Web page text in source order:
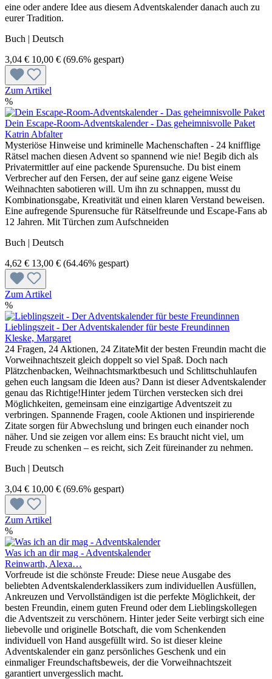
eine oder andere Idee aus diesem Adventskalender danach auch zu
eurer Tradition.
Buch | Deutsch
3,04 € 10,00 € (69.6% gespart)
Zum Artikel
%
Dein Escape-Room-Adventskalender - Das geheimnisvolle Paket
Katrin Abfalter
Mysteriöse Hinweise und kriminelle Machenschaften - 24 knifflige
Rätsel machen diesen Advent so spannend wie nie! Begib dich als
Privatermittler auf eine packende Spurensuche. Du bist einem
Verbrecher auf den Fersen, der auf seine ganz eigene Weise
Weihnachten sabotieren will. Um ihn zu schnappen, musst du
Kombinationsgabe, Kreativität und einen klaren Verstand beweisen.
Eine aufregende Spurensuche für Rätselfreunde und Escape-Fans ab
12 Jahren. Mit Türchen zum Aufschneiden
Buch | Deutsch
4,62 € 13,00 € (64.46% gespart)
Zum Artikel
%
Lieblingszeit - Der Adventskalender für beste Freundinnen
Kleske, Margaret
24 Fragen, 24 Aktionen, 24 ZitateMit der besten Freundin macht die
Vorweihnachtszeit gleich doppelt so viel Spaß. Doch nach
Plätzchenbacken, Weihnachtsmarktbesuch und Schlittschuhlaufen
gehen euch langsam die Ideen aus? Dann ist dieser Adventskalender
genau das Richtige!Hinter jedem Türchen verstecken sich drei
Möglichkeiten, gemeinsam eine einzigartige Adventszeit zu
verbringen. Spannende Fragen, coole Aktionen und inspirierende
Zitate sorgen für Abwechslung und bringen euch einander noch
näher. Und sie zeigen vor allem eins: Es braucht nicht viel, um
Freude zu schenken – es reicht, sich Zeit füreinander zu nehmen.
Buch | Deutsch
3,04 € 10,00 € (69.6% gespart)
Zum Artikel
%
Was ich an dir mag - Adventskalender
Reinwarth, Alexa…
Vorfreude ist die schönste Freude: Diese neue Ausgabe des
beliebten Adventskalenderklassikers zum individuellen Ausfüllen,
Ankreuzen und Vervollständigen ist die perfekte Möglichkeit, der
besten Freundin, einem guten Freund oder dem Lieblingskollegen
die Adventszeit zu verschönern. Hinter jeder Seite verbirgt sich eine
liebevolle und originelle Botschaft, die vom Schenkenden
individuell von Hand ausgefüllt wird. So ist dieser kleine
Adventskalender ein ganz persönliches Geschenk und ein
einmaliger Freundschaftsbeweis, der die Vorweihnachtszeit
garantiert unvergesslich macht.